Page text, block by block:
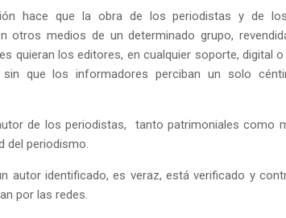
hace que la obra de los periodistas y de
otros medios de un determinado grupo,
quieran los editores, en cualquier soporte, digital
sin que los informadores perciban un solo
de los periodistas, tanto patrimoniales como
del periodismo.
autor identificado, es veraz, está verificado y
por las redes.